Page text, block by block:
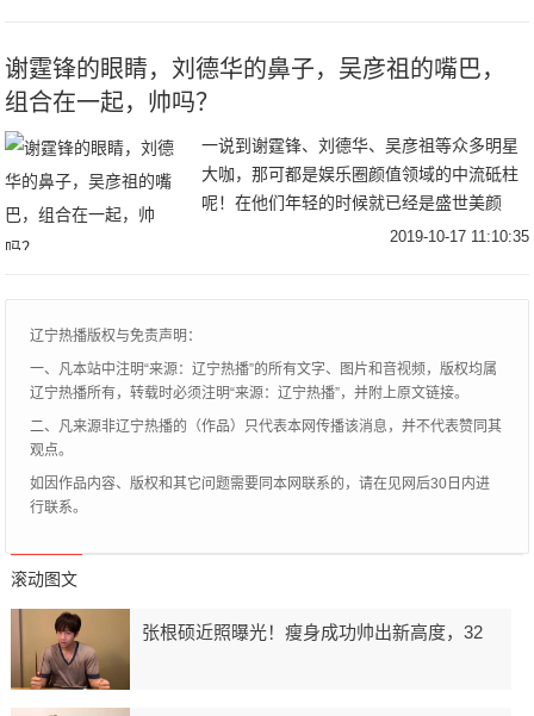
谢霆锋的眼睛，刘德华的鼻子，吴彦祖的嘴巴，
组合在一起，帅吗？
一说到谢霆锋、刘德华、吴彦祖等众多明星
大咖，那可都是娱乐圈颜值领域的中流砥柱
呢！在他们年轻的时候就已经是盛世美颜
了，即使如今很多男明星选择用PS、化妆、
2019-10-17 11:10:35
辽宁热播版权与免责声明：
一、凡本站中注明“来源：辽宁热播”的所有文字、图片和音视频，版权均属
辽宁热播所有，转载时必须注明“来源：辽宁热播”，并附上原文链接。
二、凡来源非辽宁热播的（作品）只代表本网传播该消息，并不代表赞同其
观点。
如因作品内容、版权和其它问题需要同本网联系的，请在见网后30日内进
行联系。
滚动图文
张根硕近照曝光！瘦身成功帅出新高度，32